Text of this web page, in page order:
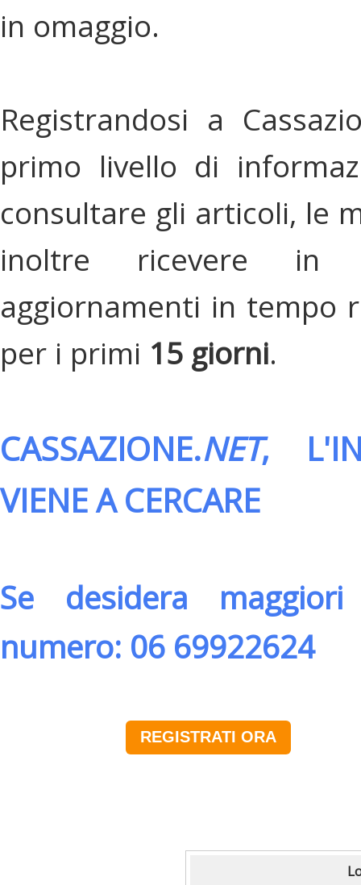
in omaggio.
Registrandosi a
primo livello di
consultare gli articoli, le
inoltre ricevere in
aggiornamenti in tempo
per i primi 15 giorni.
CASSAZIONE.NET,
VIENE A CERCARE
Se desidera
numero: 06 69922624
REGISTRATI ORA